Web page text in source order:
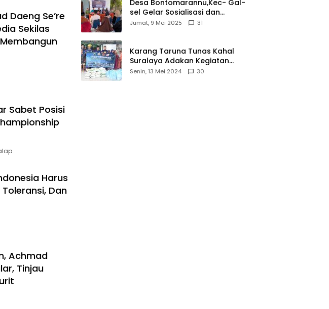
Daeng Se’re
Sekilas
Sabet Posisi
Harus
Dan
Achmad
Tinjau
Desa Bontomarannu,Kec- Gal-
sel Gelar Sosialisasi dan
Bimtek Pemutakhiran Data ID
Jumat, 9 Mei 2025 31
Karang Taruna Tunas Kahal
Suralaya Adakan Kegiatan
Bansos Terhadap Kaum
Senin, 13 Mei 2024 30